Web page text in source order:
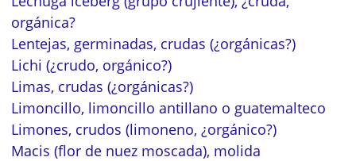
orgánica?
Lentejas, germinadas, crudas (¿orgánicas?)
Lichi (¿crudo, orgánico?)
Limas, crudas (¿orgánicas?)
Limoncillo, limoncillo antillano o guatemalteco
Limones, crudos (limoneno, ¿orgánico?)
Macis (flor de nuez moscada), molida